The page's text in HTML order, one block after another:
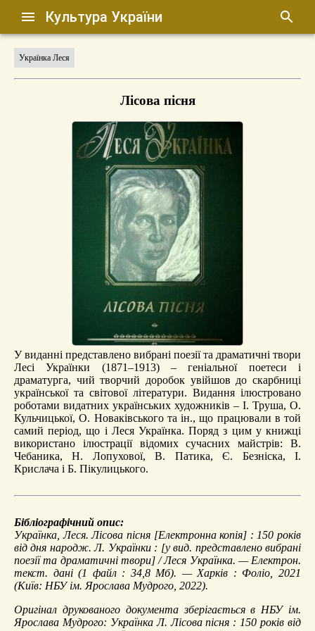
Культура України
Українка Леся
Лісова пісня
У виданні представлено вибрані поезії та драматичні твори
Лесі Українки (1871–1913) – геніальної поетеси і
драматурга, чий творчий доробок увійшов до скарбниці
української та світової літератури. Видання ілюстровано
роботами видатних українських художників – І. Труша, О.
Кульчицької, О. Новаківського та ін., що працювали в той
самий період, що і Леся Українка. Поряд з цим у книжці
використано ілюстрації відомих сучасних майстрів: В.
Чебаника, Н. Лопухової, В. Патика, Є. Безніска, І.
Крислача і Б. Пікулицького.
Бібліографічний опис:
Українка, Леся.Лісова пісня[Електронна копія] : 150 років
від дня народж. Л. Українки : [у вид. представлено вибрані
поезії та драматичні твори] / Леся Українка. — Електрон.
текст. дані (1 файл : 34,8 Мб). — Харків : Фоліо, 2021
(Київ: НБУ ім. Ярослава Мудрого, 2022).
Оригінал друкованого документа зберігається в НБУ ім.
Ярослава Мудрого: Українка Л. Лісова пісня : 150 років від